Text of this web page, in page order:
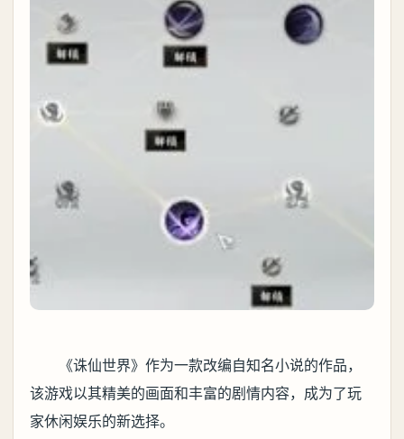
《诛仙世界》作为一款改编自知名小说的作品，
该游戏以其精美的画面和丰富的剧情内容，成为了玩
家休闲娱乐的新选择。